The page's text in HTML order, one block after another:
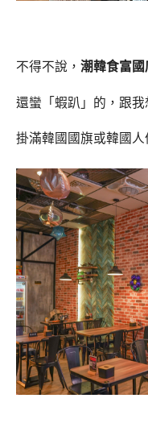
不得不說， 潮韓食富國
還蠻「蝦趴」的，跟我
掛滿韓國國旗或韓國人